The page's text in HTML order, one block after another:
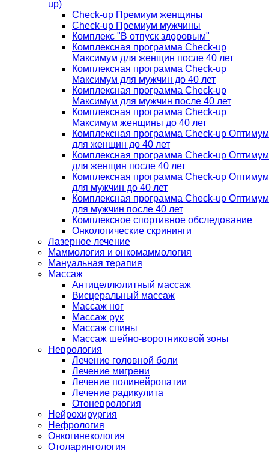
up)
Check-up Премиум женщины
Check-up Премиум мужчины
Комплекс "В отпуск здоровым"
Комплексная программа Check-up
Максимум для женщин после 40 лет
Комплексная программа Check-up
Максимум для мужчин до 40 лет
Комплексная программа Check-up
Максимум для мужчин после 40 лет
Комплексная программа Check-up
Максимум женщины до 40 лет
Комплексная программа Check-up Оптимум
для женщин до 40 лет
Комплексная программа Check-up Оптимум
для женщин после 40 лет
Комплексная программа Check-up Оптимум
для мужчин до 40 лет
Комплексная программа Check-up Оптимум
для мужчин после 40 лет
Комплексное спортивное обследование
Онкологические скрининги
Лазерное лечение
Маммология и онкомаммология
Мануальная терапия
Массаж
Антицеллюлитный массаж
Висцеральный массаж
Массаж ног
Массаж рук
Массаж спины
Массаж шейно-воротниковой зоны
Неврология
Лечение головной боли
Лечение мигрени
Лечение полинейропатии
Лечение радикулита
Отоневрология
Нейрохирургия
Нефрология
Онкогинекология
Отоларингология